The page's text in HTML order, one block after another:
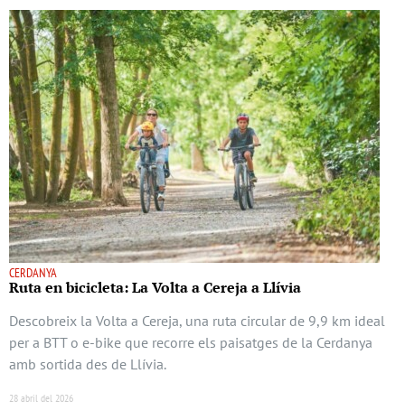
CERDANYA
Ruta en bicicleta: La Volta a Cereja a Llívia
Descobreix la Volta a Cereja, una ruta circular de 9,9 km ideal
per a BTT o e-bike que recorre els paisatges de la Cerdanya
amb sortida des de Llívia.
28 abril del 2026